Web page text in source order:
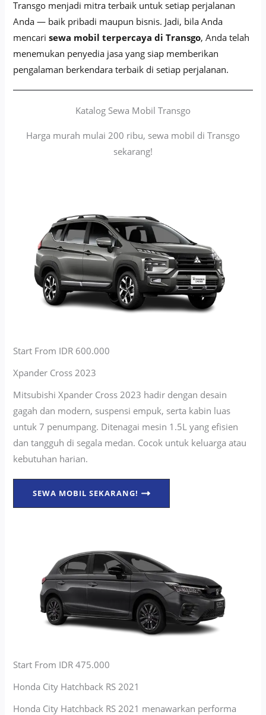
Transgo menjadi mitra terbaik untuk setiap perjalanan
Anda — baik pribadi maupun bisnis. Jadi, bila Anda
mencarisewa mobil terpercaya di Transgo, Anda telah
menemukan penyedia jasa yang siap memberikan
pengalaman berkendara terbaik di setiap perjalanan.
Katalog Sewa Mobil Transgo
Harga murah mulai 200 ribu, sewa mobil di Transgo
sekarang!
Start From IDR 600.000
Xpander Cross 2023
Mitsubishi Xpander Cross 2023 hadir dengan desain
gagah dan modern, suspensi empuk, serta kabin luas
untuk 7 penumpang. Ditenagai mesin 1.5L yang efisien
dan tangguh di segala medan. Cocok untuk keluarga atau
kebutuhan harian.
SEWA MOBIL SEKARANG!
Start From IDR 475.000
Honda City Hatchback RS 2021
Honda City Hatchback RS 2021 menawarkan performa